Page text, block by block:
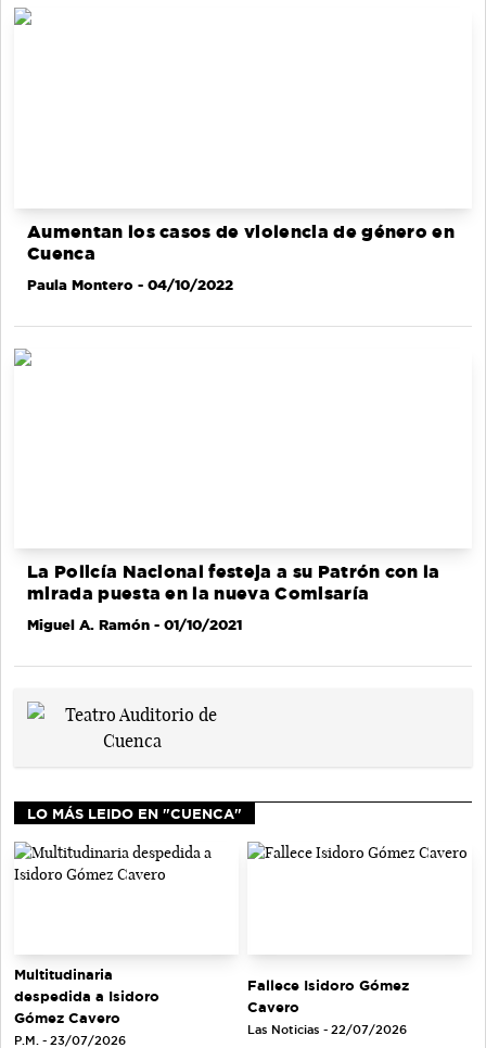
Aumentan los casos de violencia de género en
Cuenca
Paula Montero - 04/10/2022
La Policía Nacional festeja a su Patrón con la
mirada puesta en la nueva Comisaría
Miguel A. Ramón - 01/10/2021
LO MÁS LEIDO EN "CUENCA"
Multitudinaria
despedida a Isidoro
Gómez Cavero
P.M. - 23/07/2026
Fallece Isidoro Gómez
Cavero
Las Noticias - 22/07/2026